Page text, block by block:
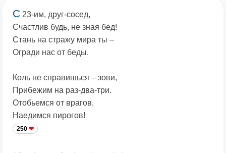
С 23-им, друг-сосед,
Счастлив будь, не зная бед!
Стань на стражу мира ты –
Огради нас от беды.
Коль не справишься – зови,
Прибежим на раз-два-три.
Отобьемся от врагов,
Наедимся пирогов!
250